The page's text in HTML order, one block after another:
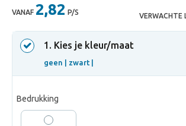
VANAF 2,82 P/S VERWACHTE
1 . Kies je kleur/maat
geen | zwart |
Bedrukking